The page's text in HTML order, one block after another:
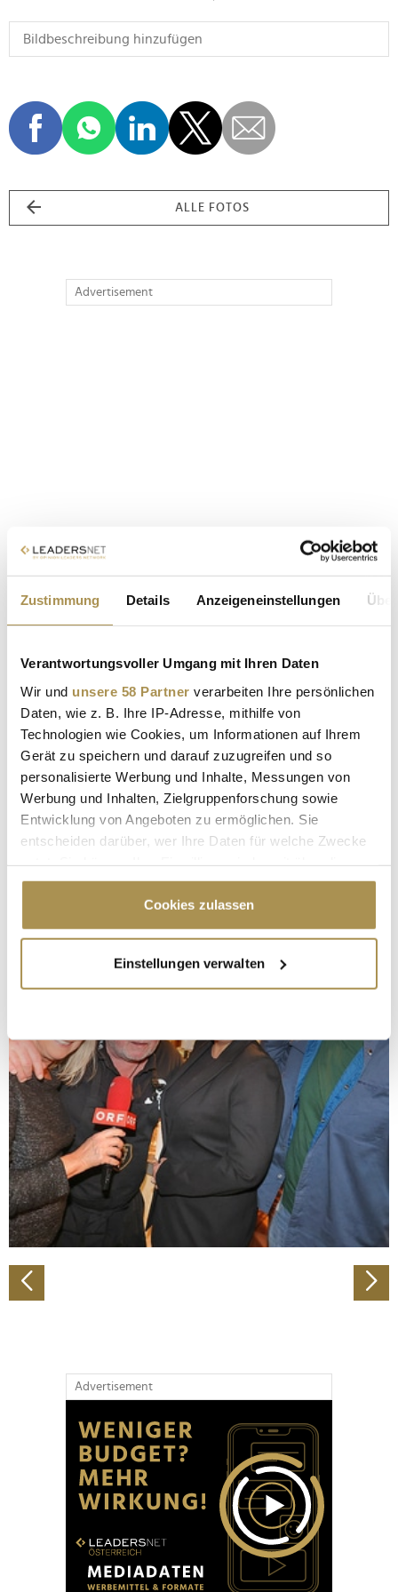
Zustimmung Details Anzeigeneinstellungen
Verantwortungsvoller Umgang mit Ihren Daten
Wir und unsere 58 Partner verarbeiten Ihre persönlichen
Daten, wie z. B. Ihre IP-Adresse, mithilfe von
Technologien wie Cookies, um Informationen auf Ihrem
Gerät zu speichern und darauf zuzugreifen und so
personalisierte Werbung und Inhalte, Messungen von
Werbung und Inhalten, Zielgruppenforschung sowie
Entwicklung von Angeboten zu ermöglichen. Sie
entscheiden darüber, wer Ihre Daten für welche Zwecke
Cookie-Erklärung oder durch Klicken auf das Privacy
Trigger Symbol ändern oder widerrufen
Informationen über Ihre geografische Lage
erfassen, welche bis auf einige Meter genau sein
bestimmten Merkmalen (Fingerprinting) identifizieren
Erfahren Sie mehr darüber, wie Ihre persönlichen Daten
verarbeitet werden, und legen Sie Ihre Präferenzen im
Abschnitt Einzelheiten
Wir verwenden Cookies, um Inhalte und Anzeigen zu
personalisieren, Funktionen für soziale Medien anbieten
zu können und die Zugriffe auf unsere Website zu
analysieren. Außerdem geben wir Informationen zu Ihrer
Verwendung unserer Website an unsere Partner für
soziale Medien, Werbung und Analysen weiter. Unsere
Partner führen diese Informationen möglicherweise mit
Cookies zulassen
Einstellungen verwalten
ALLE FOTOS
Advertisement
Advertisement